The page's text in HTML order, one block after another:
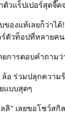
าตัวแร็ปเปอร์สุด
องแท้เลยก็ว่าไ
ร์ตัวท็อปที่หลาย
การตอบคำถามว่
ร่วมปลุกความ
แบบสุดๆ
ลิ” เลยขอโชว์ส